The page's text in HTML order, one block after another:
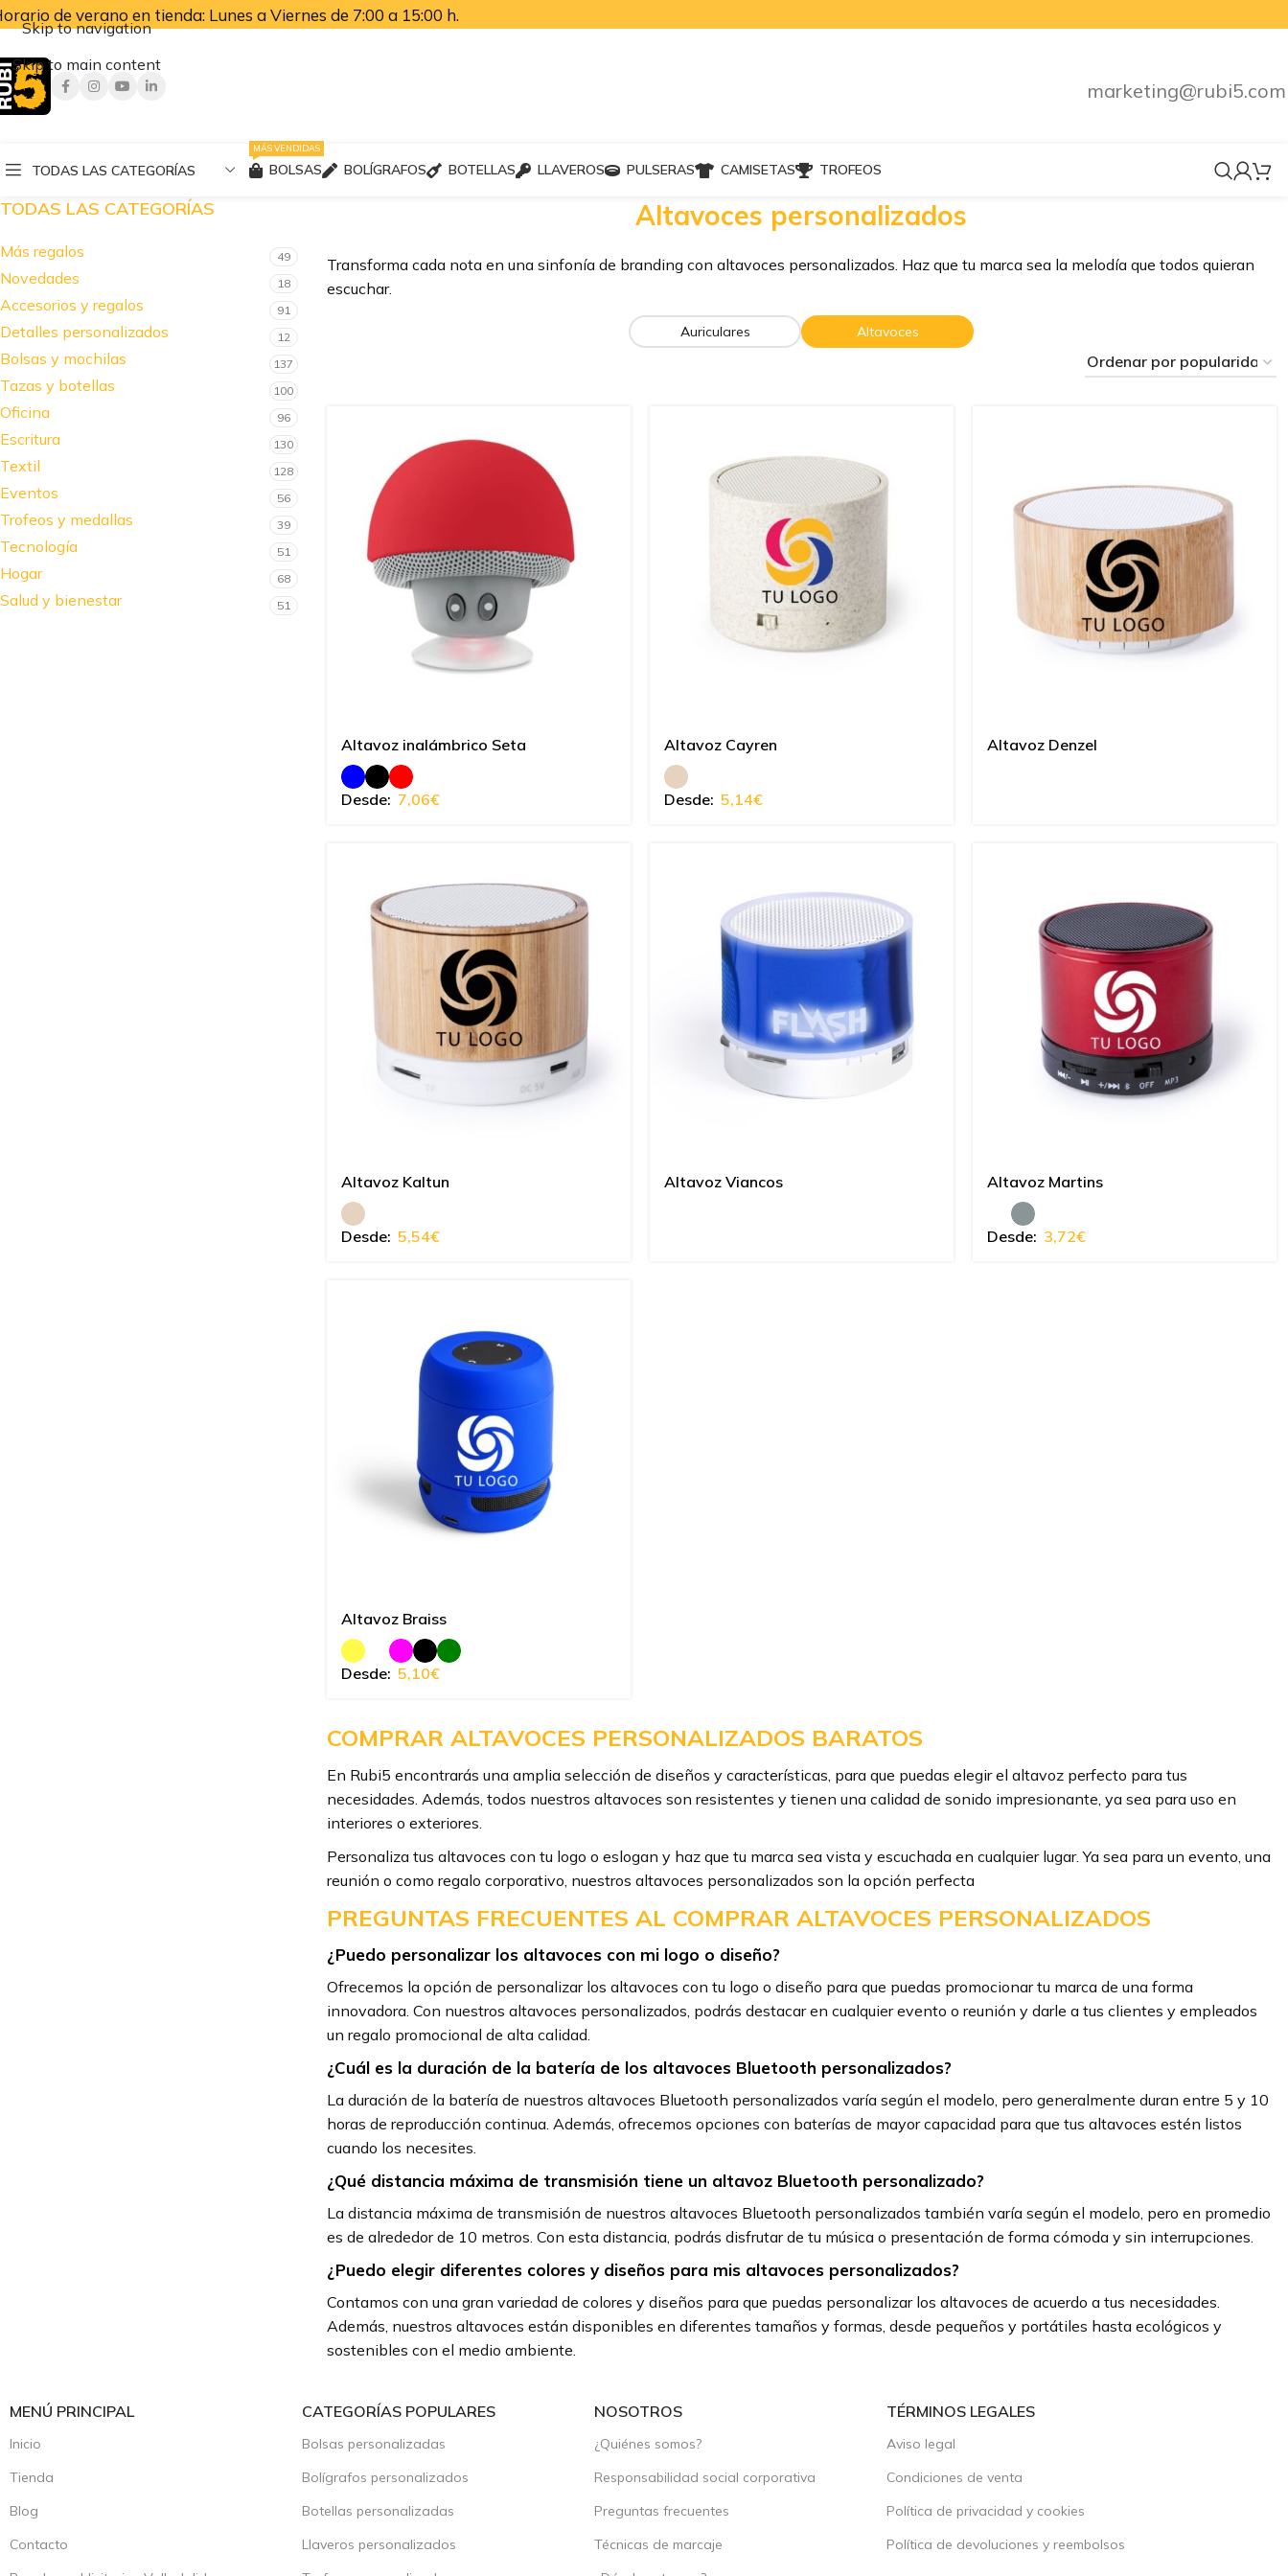
Skip to navigation
Skip to main content
de verano en tienda: Lunes a Viernes de 7:00 a 15:00 h.
marketing@rubi5.com
TODAS LAS CATEGORÍAS BOLSAS
MÁS VENDIDAS
BOLÍGRAFOS BOTELLAS LLAVEROS PULSERAS CAMISETAS TROFEOS
TODAS LAS CATEGORÍAS
Más regalos 49
Novedades 18
Accesorios y regalos 91
Detalles personalizados 12
Bolsas y mochilas 137
Tazas y botellas 100
Oficina 96
Escritura 130
Textil 128
Eventos 56
Trofeos y medallas 39
Tecnología 51
Hogar 68
Salud y bienestar 51
Altavoces personalizados
Transforma cada nota en una sinfonía de branding con altavoces personalizados. Haz que tu marca sea la melodía que todos quieran
escuchar.
Auriculares Altavoces
Altavoz inalámbrico Seta
Desde: 7,06€
Altavoz Cayren
Desde: 5,14€
Altavoz Denzel
Altavoz Kaltun
Desde: 5,54€
Altavoz Viancos Altavoz Martins
Desde: 3,72€
Altavoz Braiss
Desde: 5,10€
COMPRAR ALTAVOCES PERSONALIZADOS BARATOS
En Rubi5 encontrarás una amplia selección de diseños y características, para que puedas elegir el altavoz perfecto para tus
necesidades. Además, todos nuestros altavoces son resistentes y tienen una calidad de sonido impresionante, ya sea para uso en
interiores o exteriores.
Personaliza tus altavoces con tu logo o eslogan y haz que tu marca sea vista y escuchada en cualquier lugar. Ya sea para un evento, una
reunión o como regalo corporativo, nuestros altavoces personalizados son la opción perfecta
PREGUNTAS FRECUENTES AL COMPRAR ALTAVOCES PERSONALIZADOS
¿Puedo personalizar los altavoces con mi logo o diseño?
Ofrecemos la opción de personalizar los altavoces con tu logo o diseño para que puedas promocionar tu marca de una forma
innovadora. Con nuestros altavoces personalizados, podrás destacar en cualquier evento o reunión y darle a tus clientes y empleados
un regalo promocional de alta calidad.
¿Cuál es la duración de la batería de los altavoces Bluetooth personalizados?
La duración de la batería de nuestros altavoces Bluetooth personalizados varía según el modelo, pero generalmente duran entre 5 y 10
horas de reproducción continua. Además, ofrecemos opciones con baterías de mayor capacidad para que tus altavoces estén listos
cuando los necesites.
¿Qué distancia máxima de transmisión tiene un altavoz Bluetooth personalizado?
La distancia máxima de transmisión de nuestros altavoces Bluetooth personalizados también varía según el modelo, pero en promedio
es de alrededor de 10 metros. Con esta distancia, podrás disfrutar de tu música o presentación de forma cómoda y sin interrupciones.
¿Puedo elegir diferentes colores y diseños para mis altavoces personalizados?
Contamos con una gran variedad de colores y diseños para que puedas personalizar los altavoces de acuerdo a tus necesidades.
Además, nuestros altavoces están disponibles en diferentes tamaños y formas, desde pequeños y portátiles hasta ecológicos y
sostenibles con el medio ambiente.
MENÚ PRINCIPAL
Inicio
Tienda
Blog
Contacto
CATEGORÍAS POPULARES
Bolsas personalizadas
Bolígrafos personalizados
Botellas personalizadas
Llaveros personalizados
NOSOTROS
¿Quiénes somos?
Responsabilidad social corporativa
Preguntas frecuentes
Técnicas de marcaje
TÉRMINOS LEGALES
Aviso legal
Condiciones de venta
Política de privacidad y cookies
Política de devoluciones y reembolsos